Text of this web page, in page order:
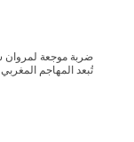
ضربة موجعة لمروان
تُبعد المهاجم المغربي عن